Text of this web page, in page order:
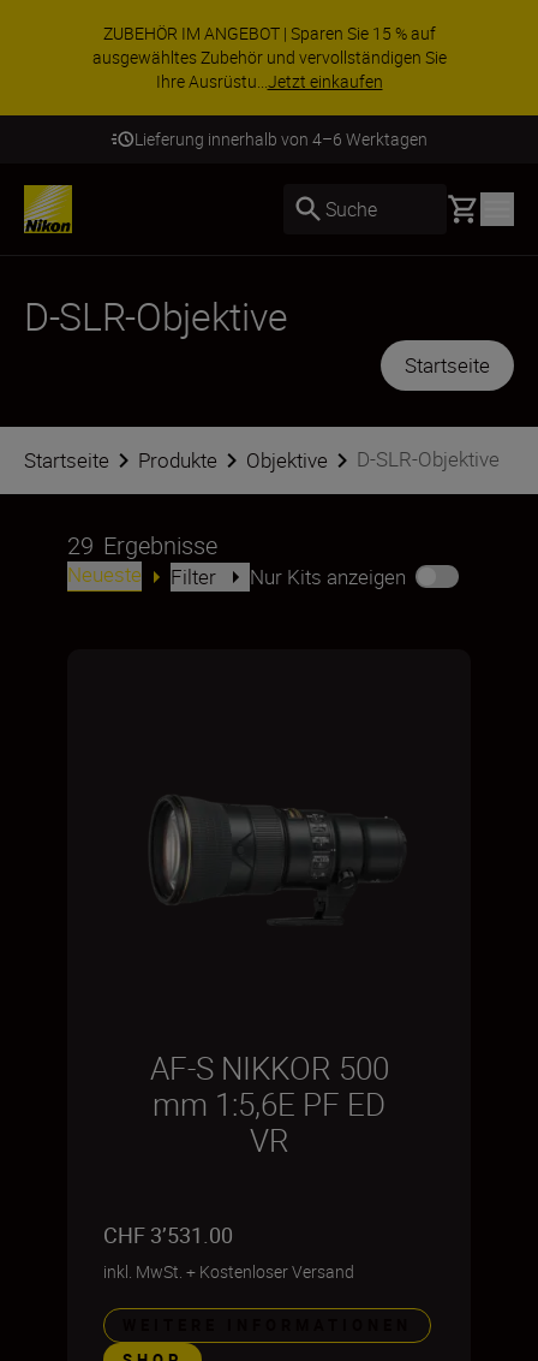
ZUBEHÖR IM ANGEBOT | Sparen Sie 15 % auf
ausgewähltes Zubehör und vervollständigen Sie
Ihre Ausrüstu...Jetzt einkaufen
Lieferung innerhalb von 4–6 Werktagen
Suche Basket
D-SLR-Objektive
Startseite
Startseite Produkte Objektive D-SLR-Objektive
29 Ergebnisse
Neueste Filter Nur Kits anzeigen
AF-S NIKKOR 500
mm 1:5,6E PF ED
VR
CHF 3’531.00
inkl. MwSt. + Kostenloser Versand